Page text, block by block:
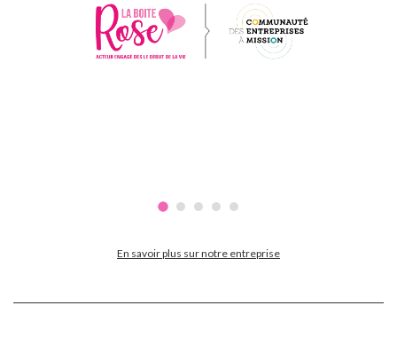
En savoir plus sur notre entreprise